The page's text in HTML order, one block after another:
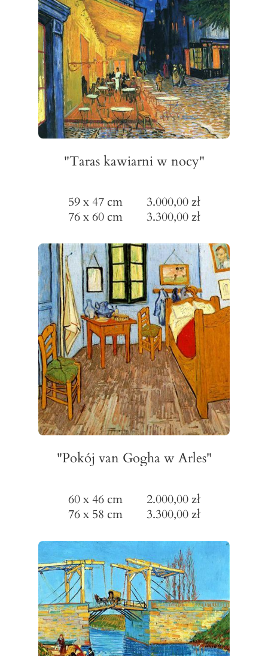
60 x 46 cm 2.000,00 zł
76 x 58 cm 3.300,00 zł
"Pokój van Gogha w Arles"
59 x 47 cm 3.000,00 zł
76 x 60 cm 3.300,00 zł
"Taras kawiarni w nocy"